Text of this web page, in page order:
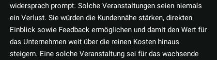
widersprach prompt: Solche Veranstaltungen seien niemals
ein Verlust. Sie würden die Kundennähe stärken, direkten
Einblick sowie Feedback ermöglichen und damit den Wert für
das Unternehmen weit über die reinen Kosten hinaus
steigern. Eine solche Veranstaltung sei für das wachsende